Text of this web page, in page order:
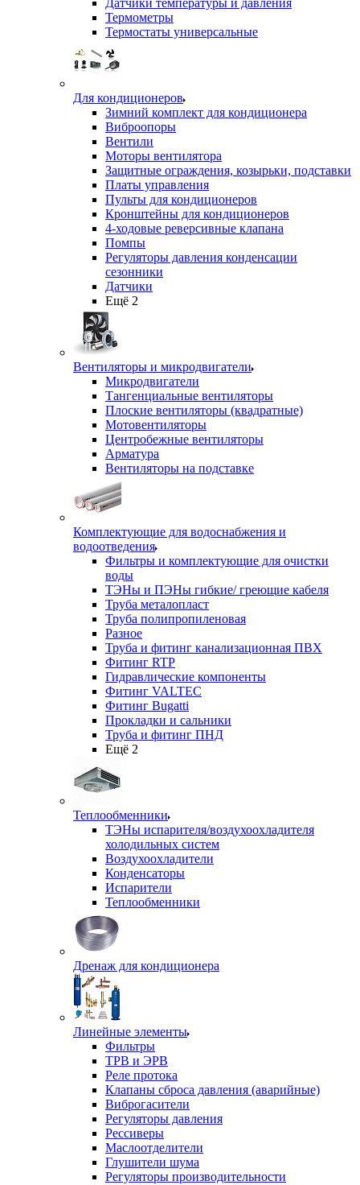
Датчики температуры и давления
Термометры
Термостаты универсальные
Для кондиционеров
Зимний комплект для кондиционера
Виброопоры
Вентили
Моторы вентилятора
Защитные ограждения, козырьки, подставки
Платы управления
Пульты для кондиционеров
Кронштейны для кондиционеров
4-ходовые реверсивные клапана
Помпы
Регуляторы давления конденсации
сезонники
Датчики
Ещё 2
Вентиляторы и микродвигатели
Микродвигатели
Тангенциальные вентиляторы
Плоские вентиляторы (квадратные)
Мотовентиляторы
Центробежные вентиляторы
Арматура
Вентиляторы на подставке
Комплектующие для водоснабжения и
водоотведения
Фильтры и комплектующие для очистки
воды
ТЭНы и ПЭНы гибкие/ греющие кабеля
Труба металопласт
Труба полипропиленовая
Разное
Труба и фитинг канализационная ПВХ
Фитинг RTP
Гидравлические компоненты
Фитинг VALTEC
Фитинг Bugatti
Прокладки и сальники
Труба и фитинг ПНД
Ещё 2
Теплообменники
ТЭНы испарителя/воздухоохладителя
холодильных систем
Воздухоохладители
Конденсаторы
Испарители
Теплообменники
Дренаж для кондиционера
Линейные элементы
Фильтры
ТРВ и ЭРВ
Реле протока
Клапаны сброса давления (аварийные)
Виброгасители
Регуляторы давления
Рессиверы
Маслоотделители
Глушители шума
Регуляторы производительности